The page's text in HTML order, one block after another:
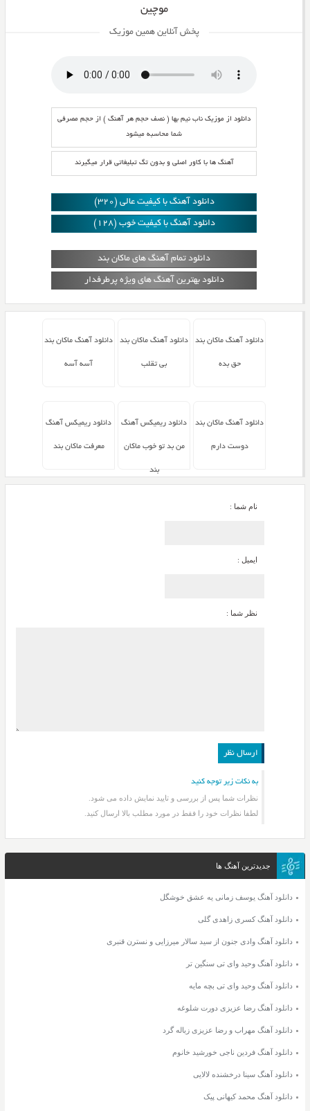
موچین
پخش آنلاین همین موزیک
دانلود از موزیک ناب نیم بها ( نصف حجم هر آهنگ ) از حجم مصرفی
شما محاسبه میشود
آهنگ ها با کاور اصلی و بدون تگ تبلیغاتی قرار میگیرند
دانلود آهنگ با کیفیت عالی (320)
دانلود آهنگ با کیفیت خوب (128)
دانلود تمام آهنگ های ماکان بند
دانلود بهترین آهنگ های ویژه پرطرفدار
دانلود آهنگ ماکان بند
حق بده
دانلود آهنگ ماکان بند
بی تقلب
دانلود آهنگ ماکان بند
آسه آسه
دانلود آهنگ ماکان بند
دوست دارم
دانلود ریمیکس آهنگ
من بد تو خوب ماکان
بند
دانلود ریمیکس آهنگ
معرفت ماکان بند
نام شما :
ایمیل :
نظر شما :
به نکات زیر توجه کنید
نظرات شما پس از بررسی و تایید نمایش داده می شود.
لطفا نظرات خود را فقط در مورد مطلب بالا ارسال کنید.
جدیدترین آهنگ ها
دانلود آهنگ یوسف زمانی یه عشق خوشگل
دانلود آهنگ کسری زاهدی گلی
دانلود آهنگ وادی جنون از سید سالار میرزایی و نسترن قنبری
دانلود آهنگ وحید وای تی سنگین تر
دانلود آهنگ وحید وای تی بچه مایه
دانلود آهنگ رضا عزیزی دورت شلوغه
دانلود آهنگ مهراب و رضا عزیزی زباله گرد
دانلود آهنگ فردین ناجی خورشید خانوم
دانلود آهنگ سینا درخشنده لالایی
دانلود آهنگ محمد کیهانی پیک